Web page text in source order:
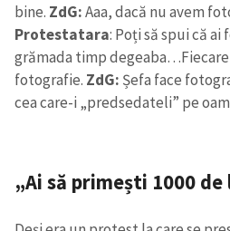
bine. ZdG:Aaa, dacă nu avem
Protestatara: Poți să spui că
grămada timp
fotografie. ZdG: Șefa face
cea care-i „predsedateli” pe
„Ai să primești 1000 de